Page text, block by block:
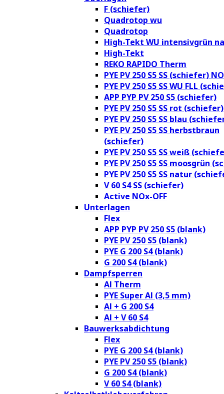
F (schiefer)
Quadrotop wu
Quadrotop
High-Tekt WU intensivgrün
High-Tekt
REKO RAPIDO Therm
PYE PV 250 S5 SS (schiefer)
PYE PV 250 S5 SS WU FLL
APP PYP PV 250 S5 (schiefer)
PYE PV 250 S5 SS rot (schiefer)
PYE PV 250 S5 SS blau
PYE PV 250 S5 SS herbstbraun
(schiefer)
PYE PV 250 S5 SS weiß
PYE PV 250 S5 SS moosgrün
PYE PV 250 S5 SS natur
V 60 S4 SS (schiefer)
Active NOx-OFF
Unterlagen
Flex
APP PYP PV 250 S5 (blank)
PYE PV 250 S5 (blank)
PYE G 200 S4 (blank)
G 200 S4 (blank)
Dampfsperren
Al Therm
PYE Super Al (3,5 mm)
Al + G 200 S4
Al + V 60 S4
Bauwerksabdichtung
Flex
PYE G 200 S4 (blank)
PYE PV 250 S5 (blank)
G 200 S4 (blank)
V 60 S4 (blank)